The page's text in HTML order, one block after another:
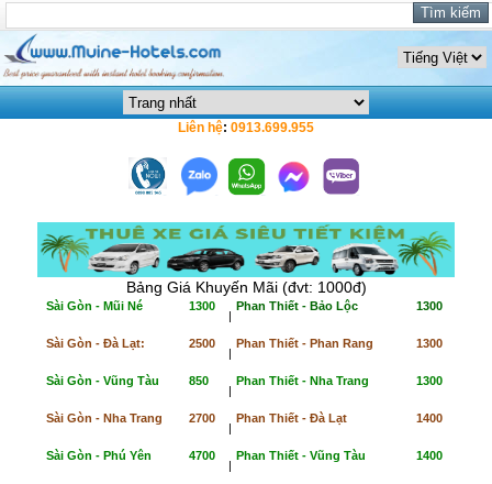
Liên hệ: 0913.699.955
Bảng Giá Khuyến Mãi (đvt: 1000đ)
Sài Gòn - Mũi Né 1300
|
Phan Thiết - Bảo Lộc 1300
Sài Gòn - Đà Lạt: 2500
|
Phan Thiết - Phan Rang 1300
Sài Gòn - Vũng Tàu 850
|
Phan Thiết - Nha Trang 1300
Sài Gòn - Nha Trang 2700
|
Phan Thiết - Đà Lạt 1400
Sài Gòn - Phú Yên 4700
|
Phan Thiết - Vũng Tàu 1400